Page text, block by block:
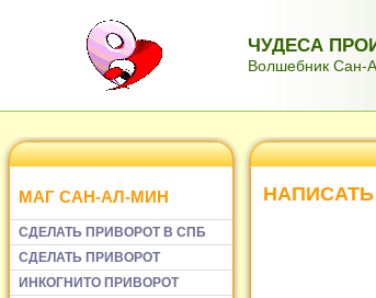
ЧУДЕСА
Волшебник Сан-
МАГ САН-АЛ-МИН
СДЕЛАТЬ ПРИВОРОТ В СПБ
СДЕЛАТЬ ПРИВОРОТ
ИНКОГНИТО ПРИВОРОТ